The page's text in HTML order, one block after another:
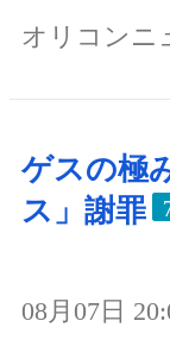
オリコンニ
ゲスの極
ス」謝罪
08月07日